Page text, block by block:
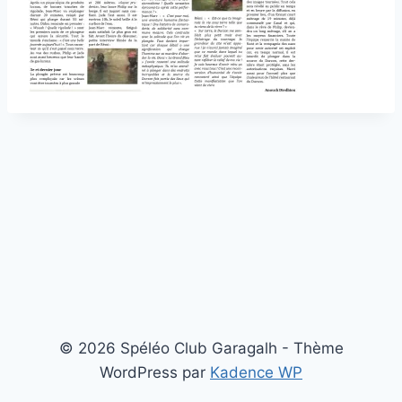
© 2026 Spéléo Club Garagalh - Thème
WordPress par Kadence WP